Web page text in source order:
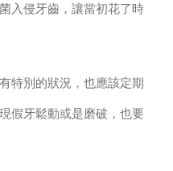
入侵牙齒，讓當初花了時
特別的狀況，也應該定期
假牙鬆動或是磨破，也要